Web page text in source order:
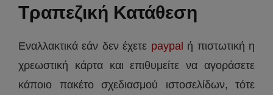
Τραπεζική Κατάθεση
Εναλλακτικά εάν δεν έχετε paypal ή πιστωτική η
χρεωστική κάρτα και επιθυμείτε να αγοράσετε
κάποιο πακέτο σχεδιασμού ιστοσελίδων, τότε